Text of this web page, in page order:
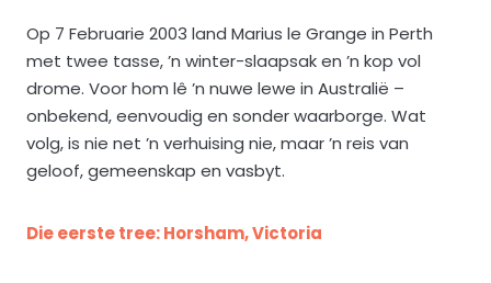
Op 7 Februarie 2003 land Marius le Grange in Perth
met twee tasse, ’n winter-slaapsak en ’n kop vol
drome. Voor hom lê ’n nuwe lewe in Australië –
onbekend, eenvoudig en sonder waarborge. Wat
volg, is nie net ’n verhuising nie, maar ’n reis van
geloof, gemeenskap en vasbyt.
Die eerste tree: Horsham, Victoria